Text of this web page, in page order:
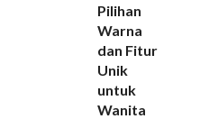
Pilihan
Warna
dan Fitur
Unik
untuk
Wanita